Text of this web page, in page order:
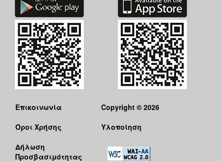
Επικοινωνία
Όροι Χρήσης
Δήλωση
Προσβασιμότητας
Copyright © 2026
Υλοποίηση